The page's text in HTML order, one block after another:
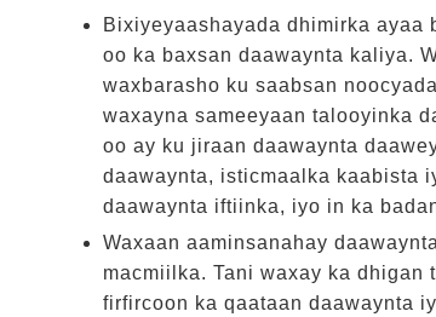
Bixiyeyaashayada dhimirka ayaa
oo ka baxsan daawaynta kaliya.
waxbarasho ku saabsan
waxayna sameeyaan talooyinka
oo ay ku jiraan daawaynta
daawaynta, isticmaalka kaabista
daawaynta iftiinka, iyo in ka
Waxaan aaminsanahay
macmiilka. Tani waxay ka dhigan
firfircoon ka qaataan daawaynta